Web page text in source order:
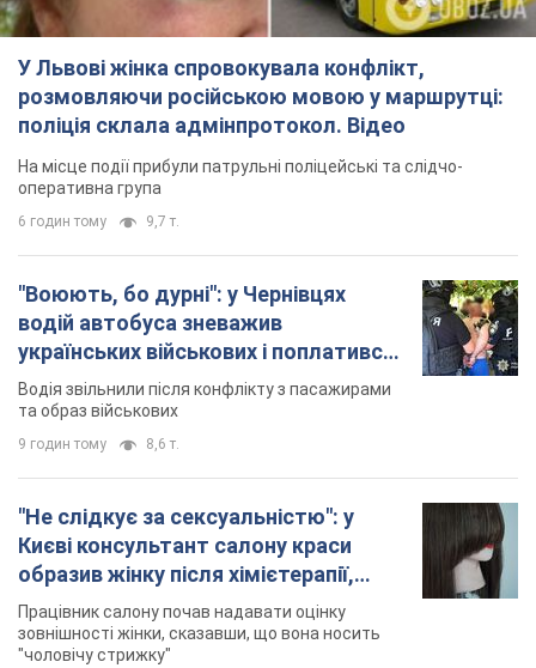
У Львові жінка спровокувала конфлікт,
розмовляючи російською мовою у маршрутці:
поліція склала адмінпротокол. Відео
На місце події прибули патрульні поліцейські та слідчо-
оперативна група
6 годин тому 9,7 т.
"Воюють, бо дурні": у Чернівцях
водій автобуса зневажив
українських військових і поплатився.
Відео
Водія звільнили після конфлікту з пасажирами
та образ військових
9 годин тому 8,6 т.
"Не слідкує за сексуальністю": у
Києві консультант салону краси
образив жінку після хімієтерапії,
розгорівся скандал. Фото
Працівник салону почав надавати оцінку
зовнішності жінки, сказавши, що вона носить
"чоловічу стрижку"